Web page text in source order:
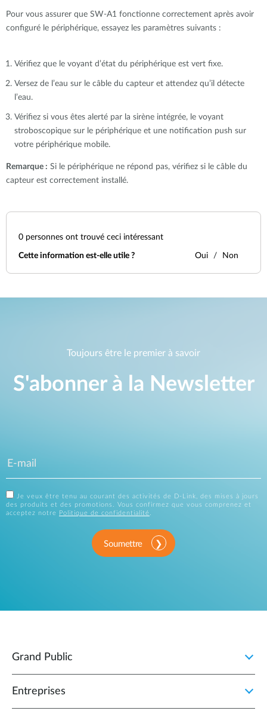
Pour vous assurer que SW-A1 fonctionne correctement après avoir
configuré le périphérique, essayez les paramètres suivants :
Vérifiez que le voyant d’état du périphérique est vert fixe.
Versez de l’eau sur le câble du capteur et attendez qu’il détecte
l’eau.
Vérifiez si vous êtes alerté par la sirène intégrée, le voyant
stroboscopique sur le périphérique et une notification push sur
votre périphérique mobile.
Remarque : Si le périphérique ne répond pas, vérifiez si le câble du
capteur est correctement installé.
0 personnes ont trouvé ceci intéressant
Cette information est-elle utile ? Oui Non
Toujours être le premier à savoir
S'abonner à la Newsletter
Je veux être tenu au courant des activités de D-Link, des mises à jours
des produits et des promotions. Vous confirmez que vous comprenez et
acceptez notre
Politique de confidentialité.
Soumettre
Grand Public
Entreprises